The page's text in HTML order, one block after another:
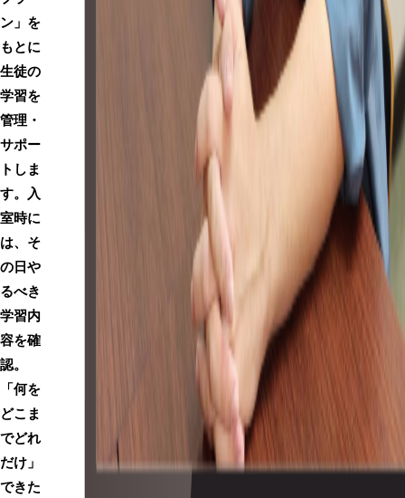
ン」を
もとに
生徒の
学習を
管理・
サポー
トしま
す。入
室時に
は、そ
の日や
るべき
学習内
容を確
認。
「何を
どこま
でどれ
だけ」
できた